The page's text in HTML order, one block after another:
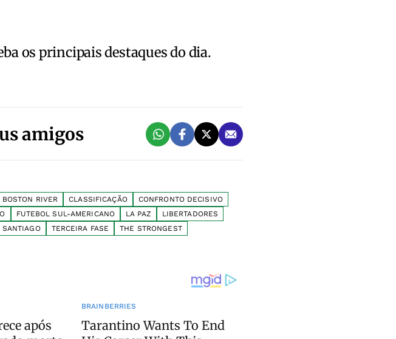
os principais destaques do dia.
amigos
BOSTON RIVER CLASSIFICAÇÃO
CONFRONTO DECISIVO
FUTEBOL SUL-AMERICANO LA PAZ
LIBERTADORES
SANTIAGO TERCEIRA FASE
THE STRONGEST